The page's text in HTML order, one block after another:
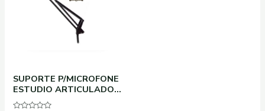
SUPORTE P/MICROFONE
ESTUDIO ARTICULADO
VOKAL VSA60